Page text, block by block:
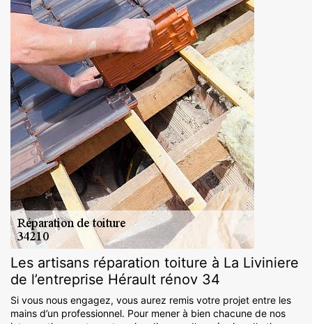
Les artisans réparation toiture à La Liviniere
de l’entreprise Hérault rénov 34
Si vous nous engagez, vous aurez remis votre projet entre les
mains d’un professionnel. Pour mener à bien chacune de nos